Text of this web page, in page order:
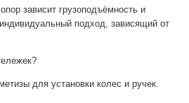
зависит грузоподъёмность и
подход, зависящий от
для установки колес и ручек.